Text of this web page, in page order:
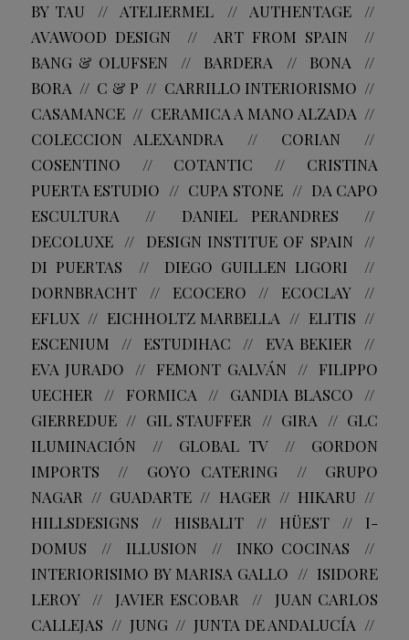
BY TAU // ATELIERMEL // AUTHENTAGE //
AVAWOOD DESIGN // ART FROM SPAIN //
BANG & OLUFSEN // BARDERA // BONA //
BORA // C & P // CARRILLO INTERIORISMO //
CASAMANCE // CERAMICA A MANO ALZADA //
COLECCION ALEXANDRA // CORIAN //
COSENTINO // COTANTIC // CRISTINA
PUERTA ESTUDIO // CUPA STONE // DA CAPO
ESCULTURA // DANIEL PERANDRES //
DECOLUXE // DESIGN INSTITUE OF SPAIN //
DI PUERTAS // DIEGO GUILLEN LIGORI //
DORNBRACHT // ECOCERO // ECOCLAY //
EFLUX // EICHHOLTZ MARBELLA // ELITIS //
ESCENIUM // ESTUDIHAC // EVA BEKIER //
EVA JURADO // FEMONT GALVÁN // FILIPPO
UECHER // FORMICA // GANDIA BLASCO //
GIERREDUE // GIL STAUFFER // GIRA // GLC
ILUMINACIÓN // GLOBAL TV // GORDON
IMPORTS // GOYO CATERING // GRUPO
NAGAR // GUADARTE // HAGER // HIKARU //
HILLSDESIGNS // HISBALIT // HÜEST // I-
DOMUS // ILLUSION // INKO COCINAS //
INTERIORISIMO BY MARISA GALLO // ISIDORE
LEROY // JAVIER ESCOBAR // JUAN CARLOS
CALLEJAS // JUNG // JUNTA DE ANDALUCÍA //